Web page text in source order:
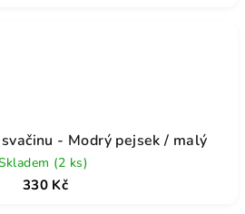
- Modrý pejsek / malý
(2 ks)
330 Kč